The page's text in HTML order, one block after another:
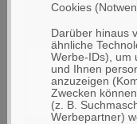
Cookies
Darüber hinaus
ähnliche
Werbe-IDs), um
und Ihnen
anzuzeigen
Zwecken
(z. B.
Werbepartner)
nach
Touchscreen